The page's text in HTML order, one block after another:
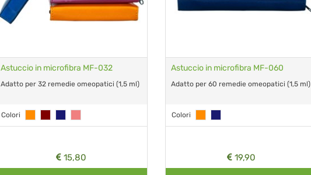
Astuccio in microfibra MF-032
Adatto per 32 remedie omeopatici (1,5 ml)
Colori
15,80
Astuccio in microfibra MF-060
Adatto per 60 remedie omeopatici (1,5 ml)
Colori
19,90